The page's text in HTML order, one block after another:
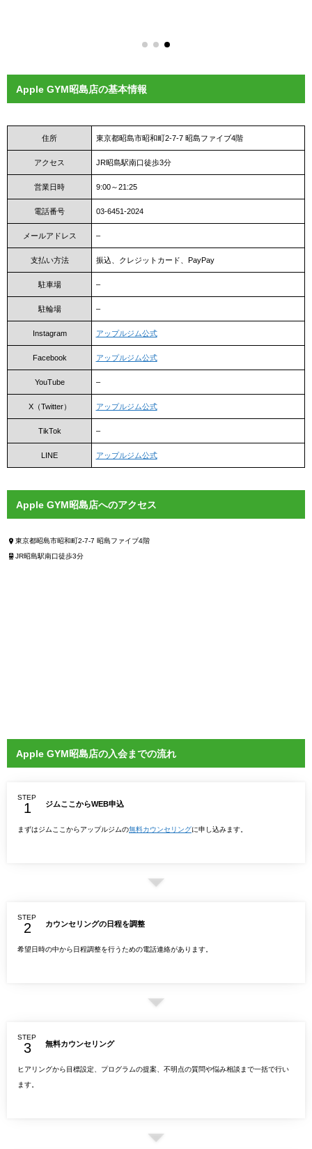
Apple GYM昭島店の基本情報
住所 東京都昭島市昭和町2-7-7 昭島ファイブ4階
アクセス JR昭島駅南口徒歩3分
営業日時 9:00～21:25
電話番号 03-6451-2024
メールアドレス –
支払い方法 振込、クレジットカード、PayPay
駐車場 –
駐輪場 –
Instagram アップルジム公式
Facebook アップルジム公式
YouTube –
X（Twitter） アップルジム公式
TikTok –
LINE アップルジム公式
Apple GYM昭島店へのアクセス
東京都昭島市昭和町2-7-7 昭島ファイブ4階
JR昭島駅南口徒歩3分
Apple GYM昭島店の入会までの流れ
STEP
ジムここからWEB申込
まずはジムここからアップルジムの無料カウンセリングに申し込みます。
STEP
カウンセリングの日程を調整
希望日時の中から日程調整を行うための電話連絡があります。
STEP
無料カウンセリング
ヒアリングから目標設定、プログラムの提案、不明点の質問や悩み相談まで一括で行い
ます。